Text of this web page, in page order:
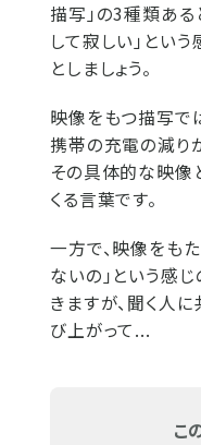
描写」の3種類ある
して寂しい」とい
としましょう。
映像をもつ描写で
携帯の充電の減りが
その具体的な映像
くる言葉です。
一方で、映像をも
ないの」という感
きますが、聞く人
び上がって...
こ